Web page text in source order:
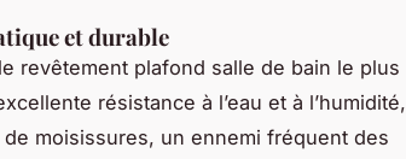
et durable
revêtement plafond salle de bain le plus
résistance à l’eau et à l’humidité,
moisissures, un ennemi fréquent des